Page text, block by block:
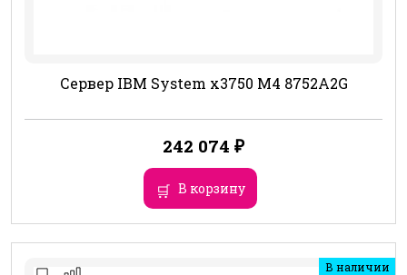
Сервер IBM System x3750 M4 8752A2G
242 074 ₽
В корзину
В наличии